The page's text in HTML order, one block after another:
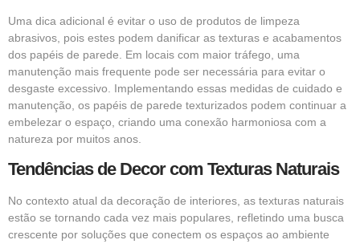
Uma dica adicional é evitar o uso de produtos de limpeza
abrasivos, pois estes podem danificar as texturas e acabamentos
dos papéis de parede. Em locais com maior tráfego, uma
manutenção mais frequente pode ser necessária para evitar o
desgaste excessivo. Implementando essas medidas de cuidado e
manutenção, os papéis de parede texturizados podem continuar a
embelezar o espaço, criando uma conexão harmoniosa com a
natureza por muitos anos.
Tendências de Decor com Texturas Naturais
No contexto atual da decoração de interiores, as texturas naturais
estão se tornando cada vez mais populares, refletindo uma busca
crescente por soluções que conectem os espaços ao ambiente